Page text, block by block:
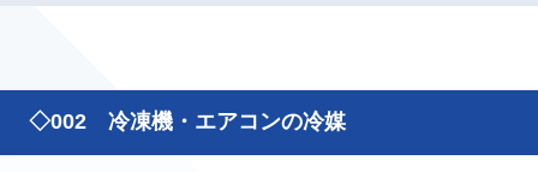
◇002 冷凍機・エアコンの冷媒